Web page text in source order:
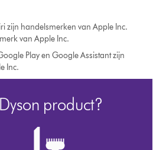
zijn handelsmerken van Apple Inc.
van Apple Inc.
Play en Google Assistant zijn
Inc.
product?